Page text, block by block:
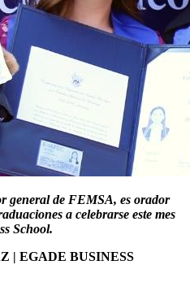
general de FEMSA, es orador
a celebrarse este mes
School.
| EGADE BUSINESS